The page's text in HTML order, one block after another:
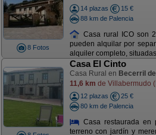
8 Fotos
14 plazas
15 €
88 km de Palencia
Casa rural ICO son
pueden alquilar por
alquiler completo,
Casa El Cinto
Casa Rural en Becerril
11,6 km de Villabermudo
12 plazas
25 €
80 km de Palencia
Casa restaurada en
terreno con jardín y